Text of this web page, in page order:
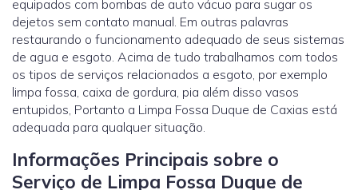
equipados com bombas de auto vácuo para sugar os
dejetos sem contato manual. Em outras palavras
restaurando o funcionamento adequado de seus sistemas
de agua e esgoto. Acima de tudo trabalhamos com todos
os tipos de serviços relacionados a esgoto, por exemplo
limpa fossa, caixa de gordura, pia além disso vasos
entupidos, Portanto a Limpa Fossa Duque de Caxias está
adequada para qualquer situação.
Informações Principais sobre o
Serviço de Limpa Fossa Duque de